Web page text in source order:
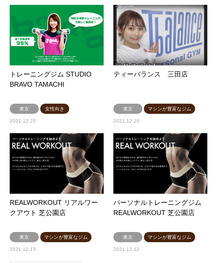
トレーニングジム STUDIO
BRAVO TAMACHI
東京 女性向き
2021.12.25
ティーバランス 三田店
東京 マシンが豊富なジム
2021.12.20
REALWORKOUT リアルワー
クアウト 芝公園店
東京 マシンが豊富なジム
2021.12.13
パーソナルトレーニングジム
REALWORKOUT 芝公園店
東京 マシンが豊富なジム
2021.12.12